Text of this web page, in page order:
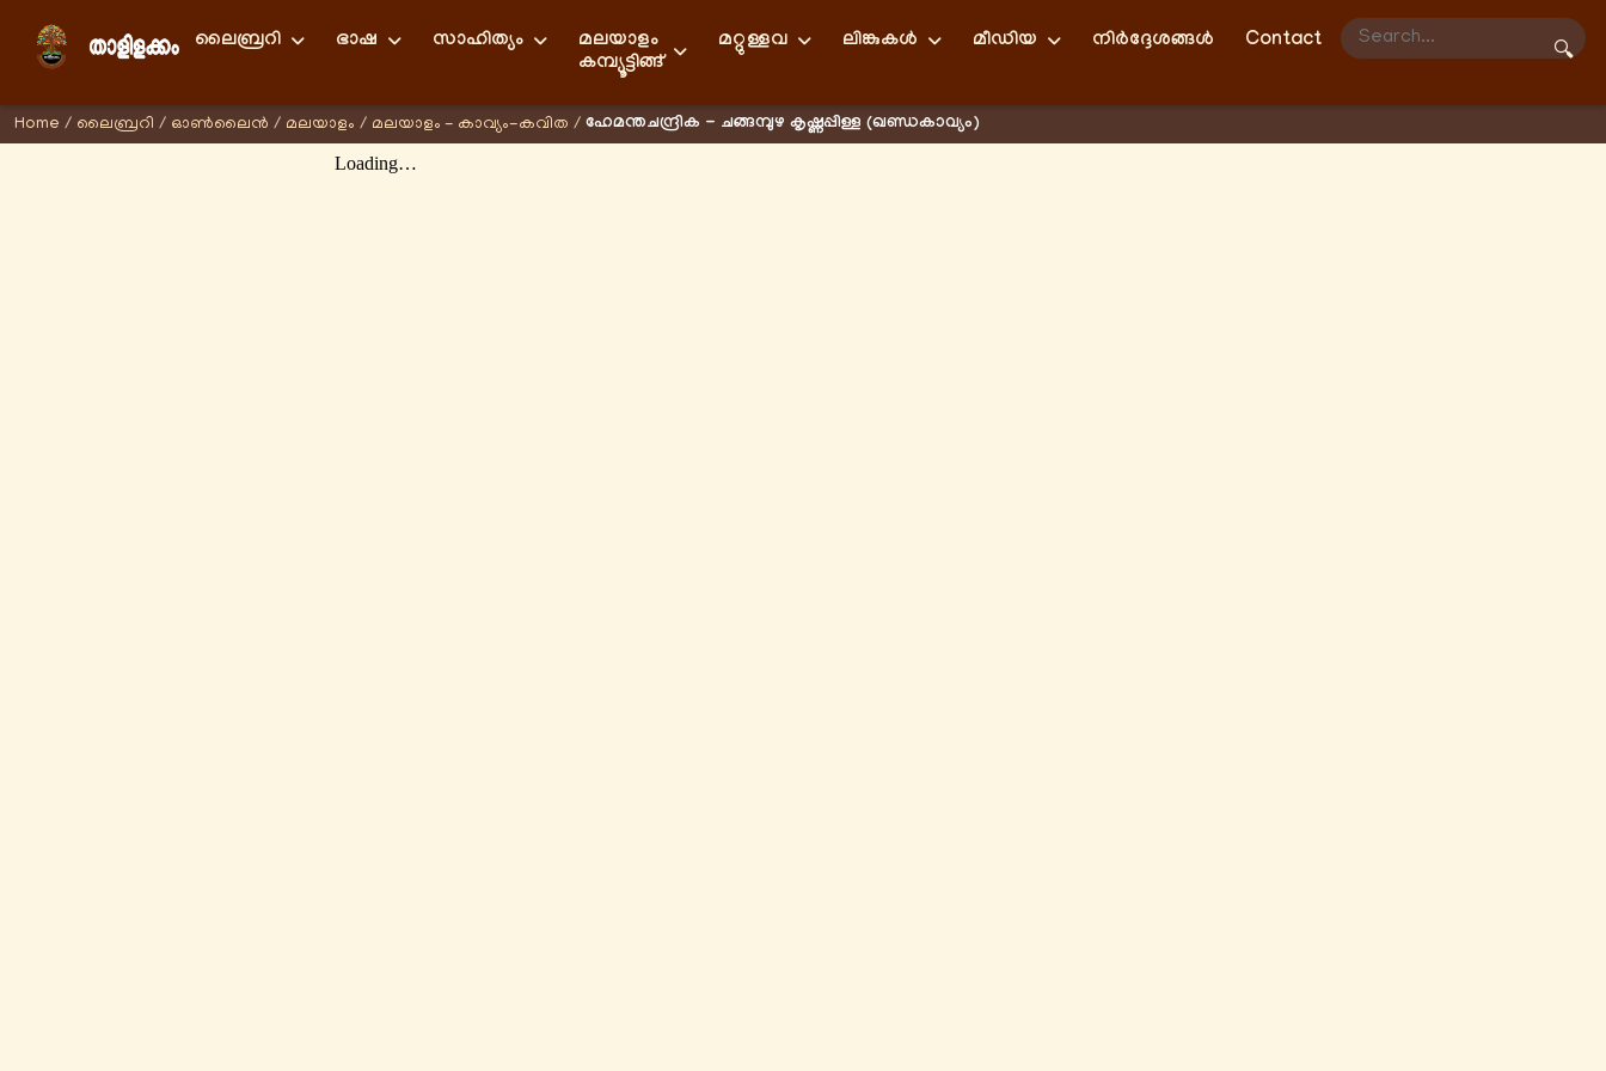
ലൈബ്രറി ഭാഷ സാഹിത്യം
മലയാളം
കമ്പ്യൂട്ടിങ്ങ്
മറ്റുള്ളവ ലിങ്കുകള്‍ മീഡിയ നിർദ്ദേശങ്ങൾ Contact
🔍
Home / ലൈബ്രറി / ഓണ്‍ലൈന്‍ / മലയാളം / മലയാളം - കാവ്യം-കവിത / ഹേമന്തചന്ദ്രിക - ചങ്ങമ്പുഴ കൃഷ്ണപ്പിള്ള (ഖണ്ഡകാവ്യം)